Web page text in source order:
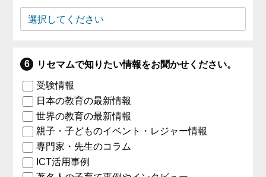
リセマムで知りたい情報をお聞かせください。
受験情報
日本の教育の最新情報
世界の教育の最新情報
親子・子どものイベント・レジャー情報
専門家・先生のコラム
ICT活用事例